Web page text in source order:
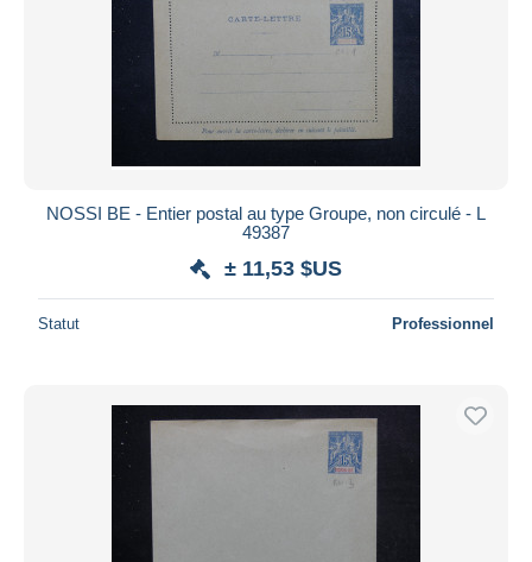
NOSSI BE - Entier postal au type Groupe, non circulé - L
49387
± 11,53 $US
Statut Professionnel